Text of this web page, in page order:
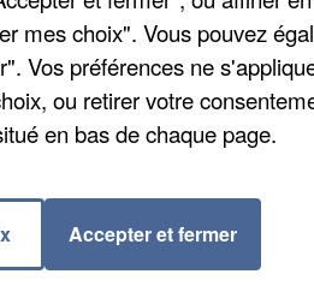
mes choix". Vous pouvez
Vos préférences ne
ou retirer votre
en bas de chaque page.
Accepter et fermer